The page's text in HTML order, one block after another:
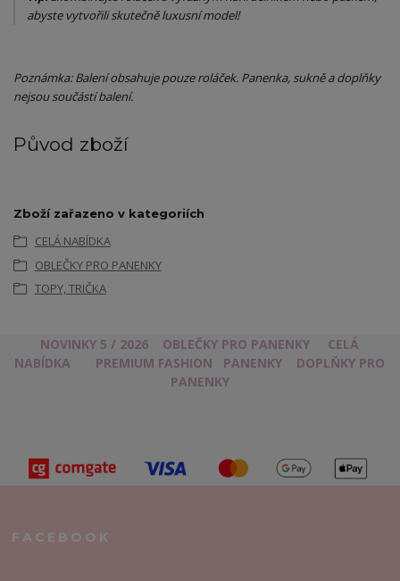
abyste vytvořili skutečně luxusní model!
Poznámka: Balení obsahuje pouze roláček. Panenka, sukně a doplňky
nejsou součástí balení.
Původ zboží
Zboží zařazeno v kategoriích
CELÁ NABÍDKA
OBLEČKY PRO PANENKY
TOPY, TRIČKA
NOVINKY 5 / 2026 OBLEČKY PRO PANENKY
CELÁ
NABÍDKA
PREMIUM FASHION PANENKY
DOPLŇKY PRO
PANENKY
FACEBOOK